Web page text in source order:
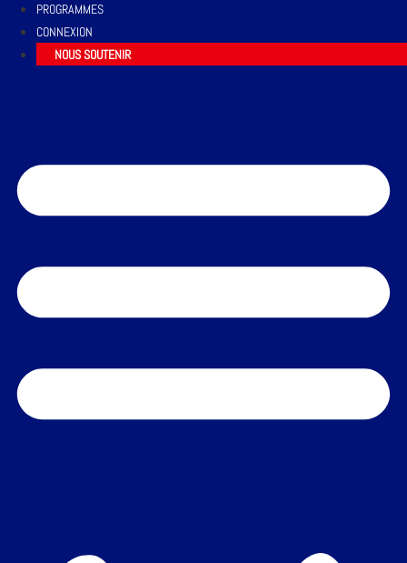
PROGRAMMES
CONNEXION
NOUS SOUTENIR